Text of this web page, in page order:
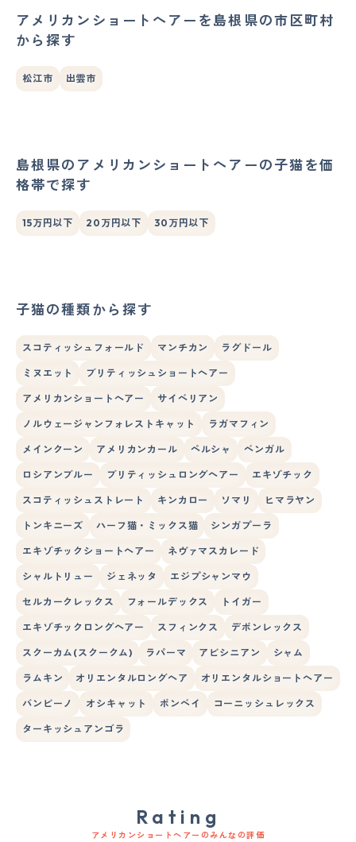
アメリカンショートヘアーを島根県の市区町村
から探す
松江市 出雲市
島根県のアメリカンショートヘアーの子猫を価
格帯で探す
15万円以下 20万円以下 30万円以下
子猫の種類から探す
スコティッシュフォールド マンチカン ラグドール
ミヌエット ブリティッシュショートヘアー
アメリカンショートヘアー サイベリアン
ノルウェージャンフォレストキャット ラガマフィン
メインクーン アメリカンカール ペルシャ ベンガル
ロシアンブルー ブリティッシュロングヘアー エキゾチック
スコティッシュストレート キンカロー ソマリ ヒマラヤン
トンキニーズ ハーフ猫・ミックス猫 シンガプーラ
エキゾチックショートヘアー ネヴァマスカレード
シャルトリュー ジェネッタ エジプシャンマウ
セルカークレックス フォールデックス トイガー
エキゾチックロングヘアー スフィンクス デボンレックス
スクーカム(スクークム) ラパーマ アビシニアン シャム
ラムキン オリエンタルロングヘア オリエンタルショートヘアー
バンビーノ オシキャット ボンベイ コーニッシュレックス
ターキッシュアンゴラ
Rating
アメリカンショートヘアーのみんなの評価